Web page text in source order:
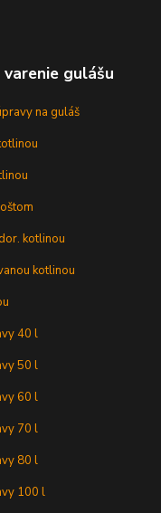
gulášu
na guláš
kotlinou
kotlinou
40 l
50 l
60 l
70 l
80 l
100 l